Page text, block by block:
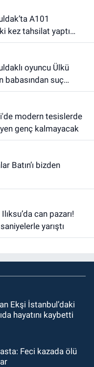
kez tahsilat yaptı
babasından suç
genç kalmayacak
yarıştı
Çiloğlu GMİS
Ekşi İstanbul’daki
hayatını kaybetti
Feci kazada ölü